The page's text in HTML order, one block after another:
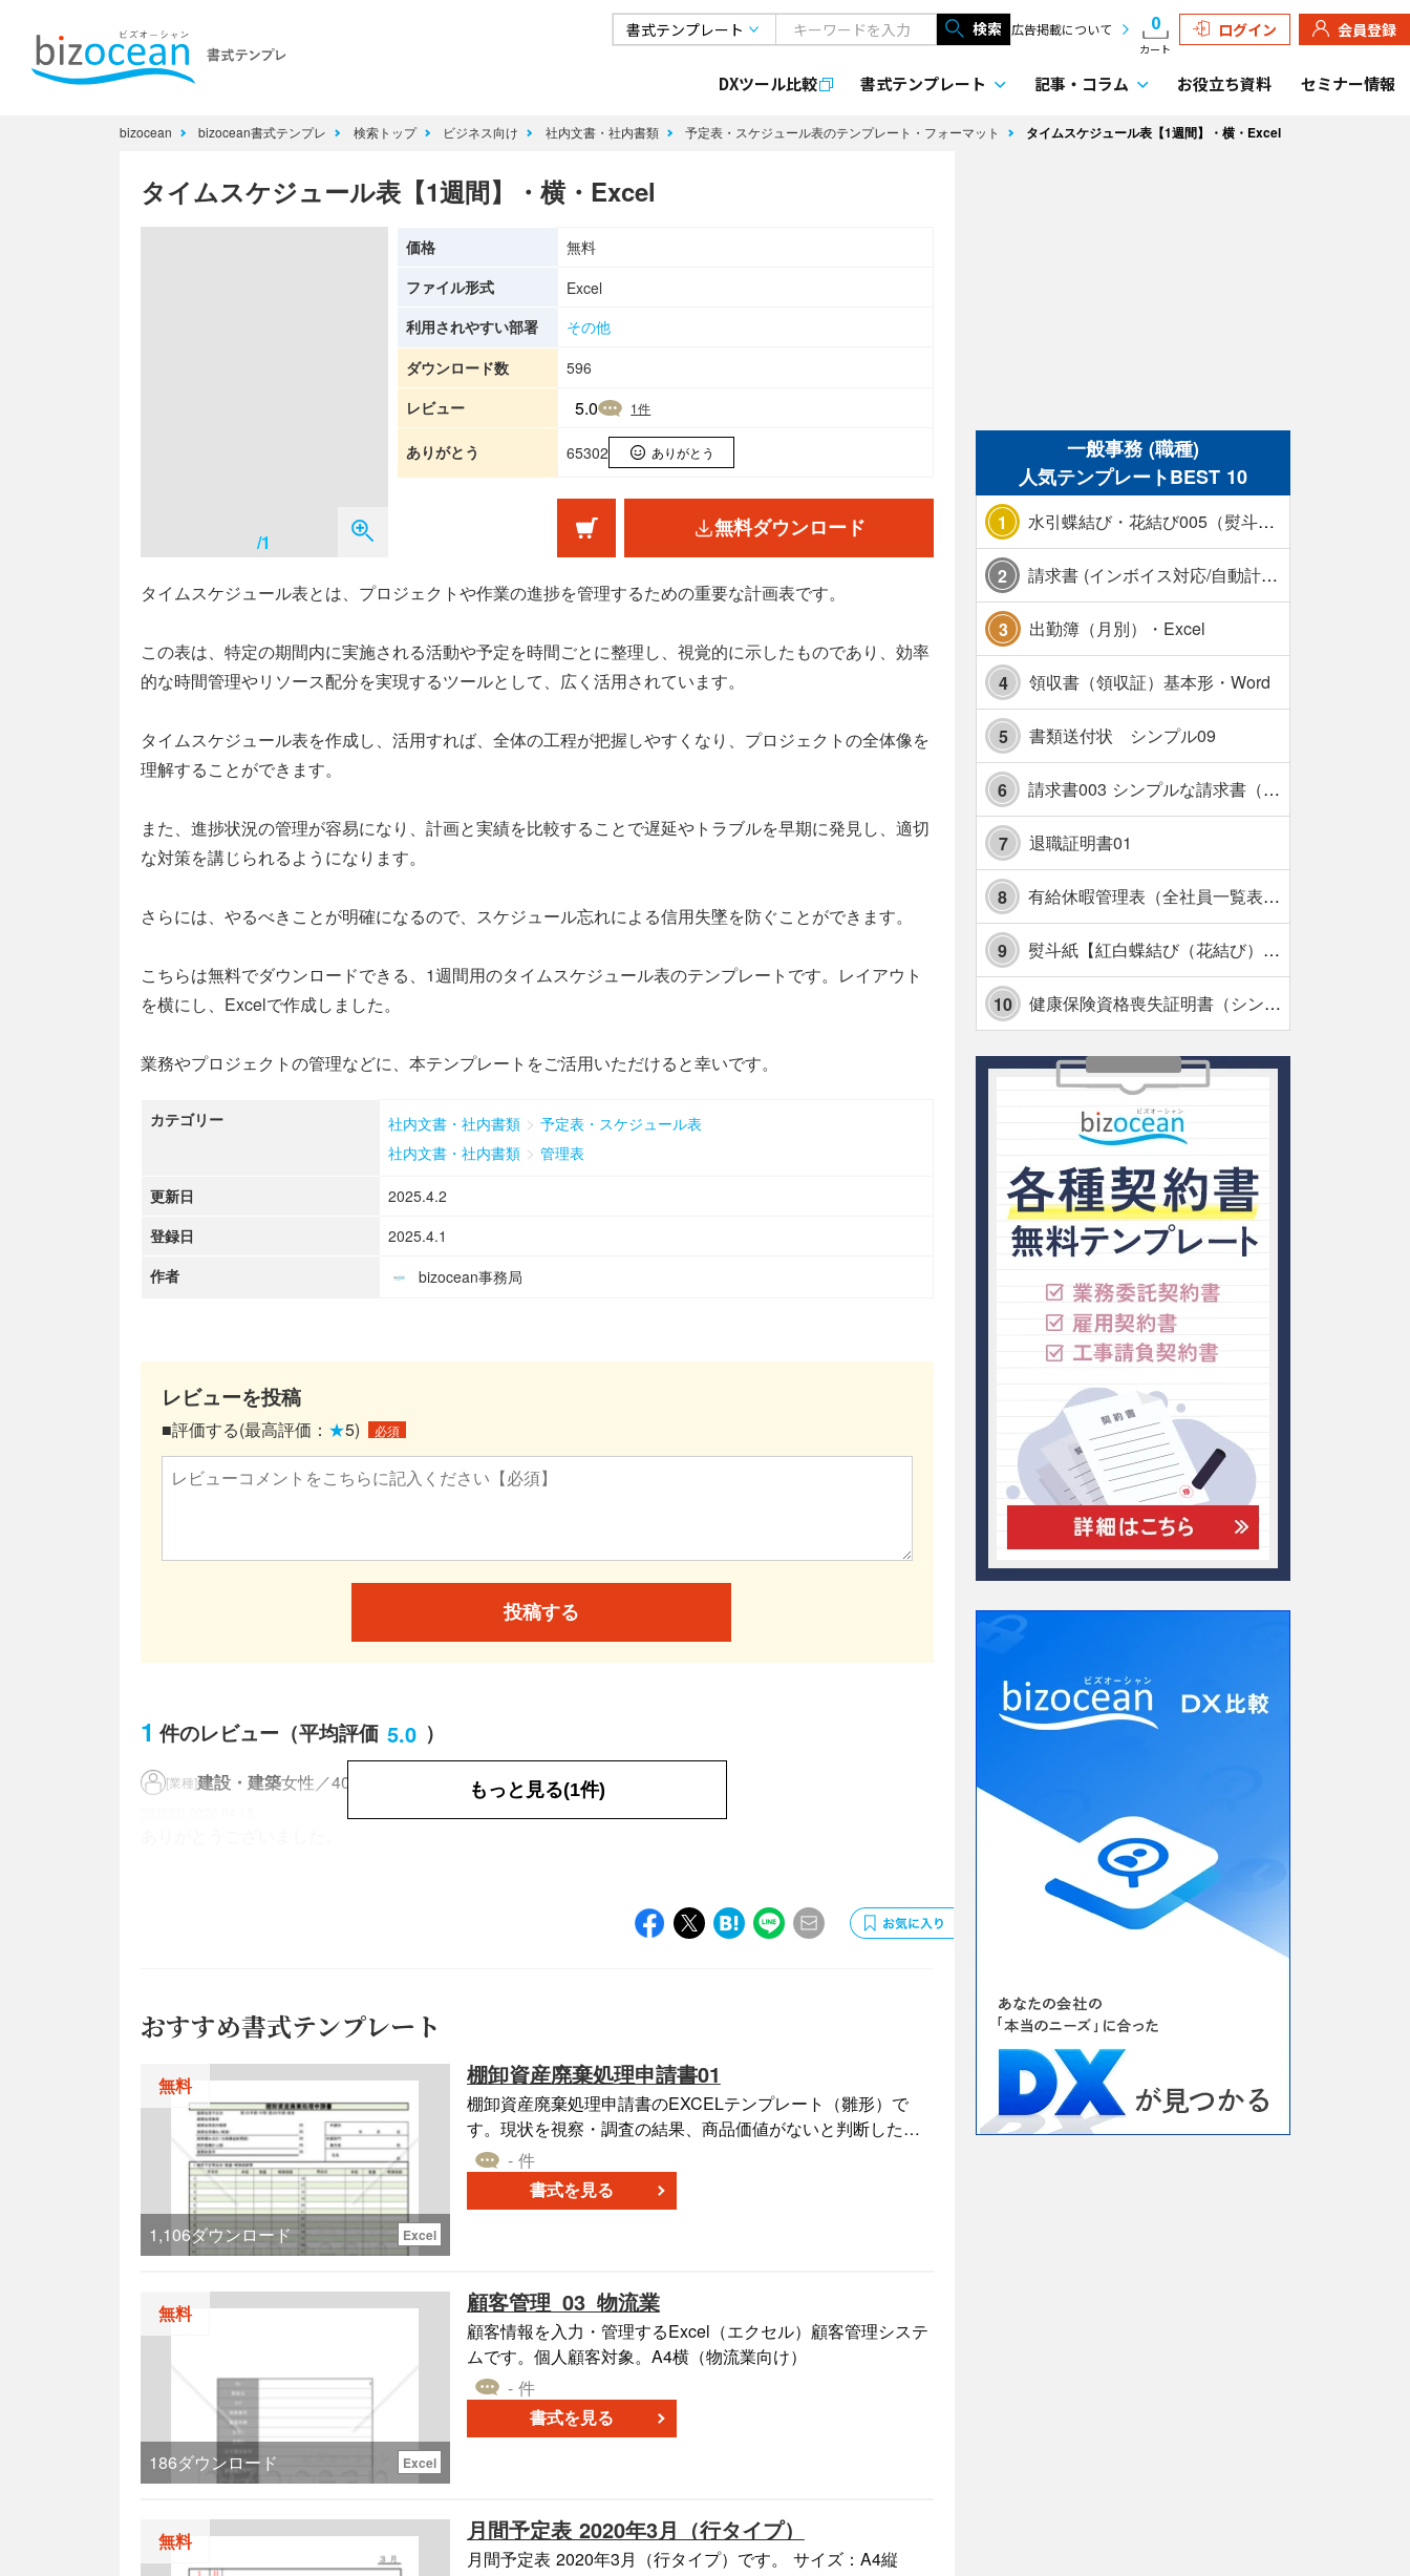
検索 広告掲載について 0
カート
ログイン 会員登録
DXツール比較 書式テンプレート 記事・ コラム お役立ち資料 セミナー情報
bizocean bizocean書式テンプレ 検索トップ ビジネス向け 社内文書・社内書類 予定表・スケジュール表のテンプレート・フォーマット タイムスケジュール表【1週間】・横・Excel
タイムスケジュール表【1週間】・横・Excel
/1
価格
無料
ファイル形式
Excel
利用されやすい部署
その他
ダウンロード数
596
レビュー
5.0 1件
ありがとう 65302 ありがとう
無料ダウンロード
タイムスケジュール表とは、プロジェクトや作業の進捗を管理するための重要な計画表です。
この表は、特定の期間内に実施される活動や予定を時間ごとに整理し、視覚的に示したものであり、効率
的な時間管理やリソース配分を実現するツールとして、広く活用されています。
タイムスケジュール表を作成し、活用すれば、全体の工程が把握しやすくなり、プロジェクトの全体像を
理解することができます。
また、進捗状況の管理が容易になり、計画と実績を比較することで遅延やトラブルを早期に発見し、適切
な対策を講じられるようになります。
さらには、やるべきことが明確になるので、スケジュール忘れによる信用失墜を防ぐことができます。
こちらは無料でダウンロードできる、1週間用のタイムスケジュール表のテンプレートです。レイアウト
を横にし、Excelで作成しました。
業務やプロジェクトの管理などに、本テンプレートをご活用いただけると幸いです。
カテゴリー 社内文書・社内書類 > 予定表・スケジュール表
社内文書・社内書類 > 管理表
更新日
2025.4.2
登録日
2025.4.1
作者
bizocean事務局
レビューを投稿
■評価する(最高評価： ★5) 必須
投稿する
1 件のレビュー （平均評価 5.0 ）
[業種]建設・建築女性／40代 もっと見る(1件)
おすすめ書式テンプレート
無料
1,106ダウンロード Excel
棚卸資産廃棄処理申請書01
棚卸資産廃棄処理申請書のEXCELテンプレート（雛形）で
す。現状を視察・調査の結果、商品価値がないと判断したも
のは、保管料が無駄となるので、監督長稟議のうえ、廃棄の
処理を実施します。このような稟議処理には、会計税務上も
申請書が欠かせません。
- 件
書式を見る
無料
186ダウンロード Excel
顧客管理_03_物流業
顧客情報を入力・管理するExcel（エクセル）顧客管理システ
ムです。個人顧客対象。A4横（物流業向け）
- 件
書式を見る
無料 月間予定表 2020年3月（行タイプ）
月間予定表 2020年3月（行タイプ）です。 サイズ：A4縦
一般事務 (職種)
人気テンプレートBEST 10
1 水引蝶結び・花結び005（熨斗あり）
2 請求書 (インボイス対応/自動計算/A4 縦) カラー 使い方解説あり
3 出勤簿（月別）・Excel
4 領収書（領収証）基本形・Word
5 書類送付状 シンプル09
6 請求書003 シンプルな請求書（消費税10％対応）
7 退職証明書01
8 有給休暇管理表（全社員一覧表版）・横【見本付き】
9 熨斗紙【紅白蝶結び（花結び）・水引7本】・Excel
10 健康保険資格喪失証明書（シンプル表形式版）・Excel【見本付き】